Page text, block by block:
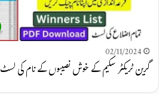
02/11/2024
گرین ٹریکٹر سکیم کے خوش نصیبوں کے نام کی لسٹ